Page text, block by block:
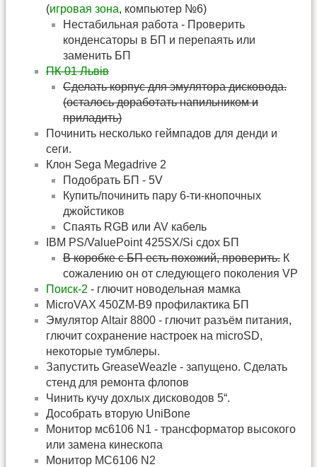
(игровая зона, компьютер №6)
Нестабильная работа - Проверить
конденсаторы в БП и перепаять или
заменить БП
ПК-01 Львiв
Сделать корпус для эмулятора дисковода.
(осталось доработать напильником и
приладить)
Починить несколько геймпадов для денди и
сеги.
Клон Sega Megadrive 2
Подобрать БП - 5V
Купить/починить пару 6-ти-кнопочных
джойстиков
Спаять RGB или AV кабель
IBM PS/ValuePoint 425SX/Si сдох БП
В коробке с БП есть похожий, проверить. К
сожалению он от следующего поколения VP
Поиск-2 - глючит новодельная мамка
MicroVAX 450ZM-B9 профилактика БП
Эмулятор Altair 8800 - глючит разъём питания,
глючит сохранение настроек на microSD,
некоторые тумблеры.
Запустить GreaseWeazle - запущено. Сделать
стенд для ремонта флопов
Чинить кучу дохлых дисководов 5“.
Дособрать вторую UniBone
Монитор мс6106 N1 - трансформатор высокого
или замена кинескопа
Монитор МС6106 N2